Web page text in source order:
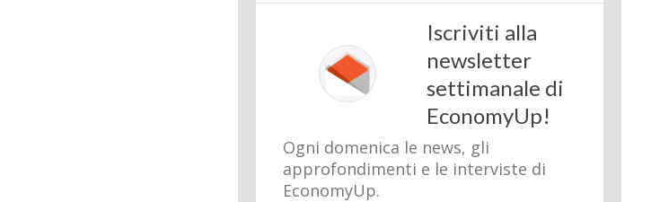
Iscriviti alla
newsletter
settimanale di
EconomyUp!
Ogni domenica le news, gli
approfondimenti e le interviste di
EconomyUp.